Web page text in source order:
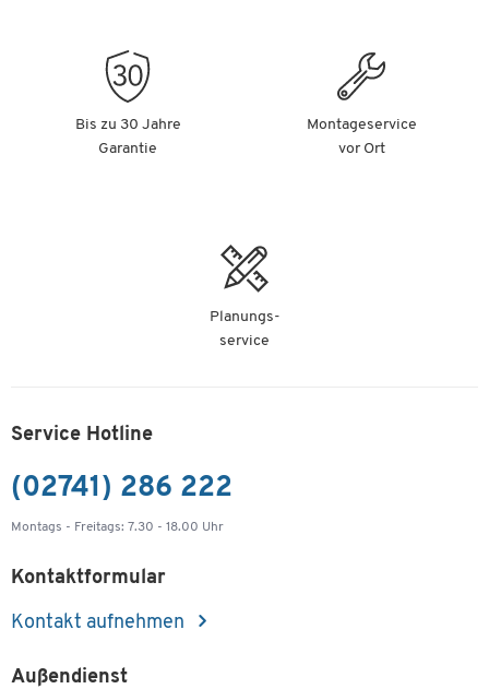
Bis zu 30 Jahre
Garantie
Montageservice
vor Ort
Planungs-
service
Service Hotline
(02741) 286 222
Montags - Freitags: 7.30 - 18.00 Uhr
Kontaktformular
Kontakt aufnehmen
Außendienst